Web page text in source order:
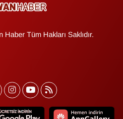
Tüm Hakları Saklıdır.